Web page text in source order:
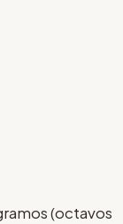
(octavos